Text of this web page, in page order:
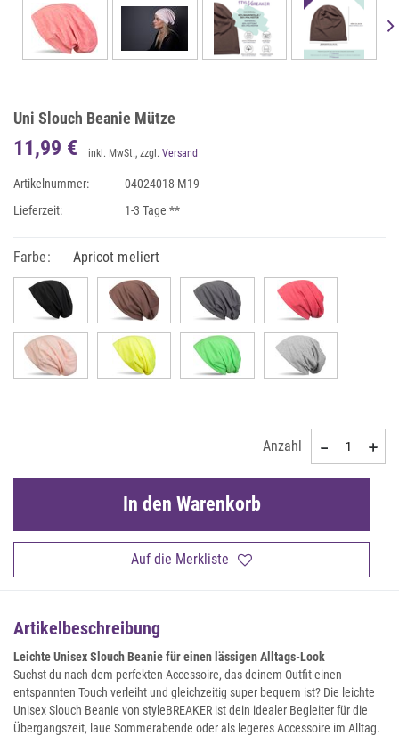
Uni Slouch Beanie Mütze
11,99 € inkl. MwSt., zzgl. Versand
Artikelnummer:
04024018-M19
Lieferzeit:
1-3 Tage **
Farbe: Apricot meliert
Anzahl
Auf die Merkliste
In den Warenkorb
Artikelbeschreibung
Leichte Unisex Slouch Beanie für einen lässigen Alltags-Look
Suchst du nach dem perfekten Accessoire, das deinem Outfit einen
entspannten Touch verleiht und gleichzeitig super bequem ist? Die leichte
Unisex Slouch Beanie von styleBREAKER ist dein idealer Begleiter für die
Übergangszeit, laue Sommerabende oder als legeres Accessoire im Alltag.